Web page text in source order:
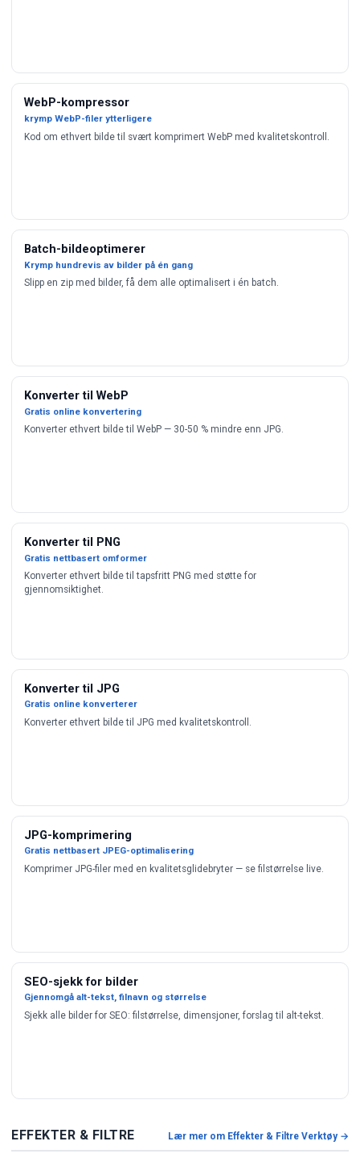
WebP-kompressor
krymp WebP-filer ytterligere
Kod om ethvert bilde til svært komprimert WebP med kvalitetskontroll.
Batch-bildeoptimerer
Krymp hundrevis av bilder på én gang
Slipp en zip med bilder, få dem alle optimalisert i én batch.
Konverter til WebP
Gratis online konvertering
Konverter ethvert bilde til WebP — 30-50 % mindre enn JPG.
Konverter til PNG
Gratis nettbasert omformer
Konverter ethvert bilde til tapsfritt PNG med støtte for
gjennomsiktighet.
Konverter til JPG
Gratis online konverterer
Konverter ethvert bilde til JPG med kvalitetskontroll.
JPG-komprimering
Gratis nettbasert JPEG-optimalisering
Komprimer JPG-filer med en kvalitetsglidebryter — se filstørrelse live.
SEO-sjekk for bilder
Gjennomgå alt-tekst, filnavn og størrelse
Sjekk alle bilder for SEO: filstørrelse, dimensjoner, forslag til alt-tekst.
EFFEKTER & FILTRE Lær mer om Effekter & Filtre Verktøy →